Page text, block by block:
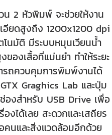
2 หัวพิมพ์ จะช่วยให้งาน
ยดสูงถึง 1200x1200 dpi
นมัติ มีระบบหมุนเวียนน้ำ
องเสื้อที่แม่นยำ ทำให้ระยะ
รถควบคุมการพิมพ์งานได้
Graghics Lab และปุ่ม
องสำหรับ USB Drive เพื่อ
งได้เลย สะดวกและเสถียร
นและสิ่งแวดล้อมอีกด้วย